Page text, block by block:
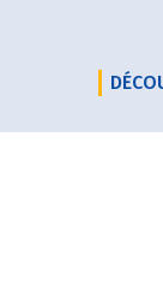
DOUCE